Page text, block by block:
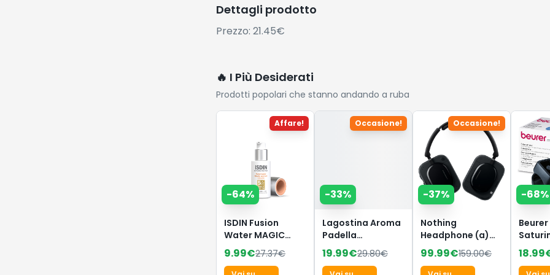
Dettagli prodotto
Prezzo: 21.45€
🔥 I Più Desiderati
Prodotti popolari che stanno andando a ruba
Affare!
-64%
ISDIN Fusion
Water MAGIC
Repair Color SPF
50 (50 ml) |
Crema Solare
9.99€27.37€
Occasione!
-33%
Lagostina Aroma
Padella
Antiaderente, in
Alluminio
Pressofuso Ø 20
19.99€29.80€
Occasione!
-37%
Nothing
Headphone (a)
Cuffie Wireless
Over Ear con
Cancellazione
99.99€159.00€
-68%
Beurer
dito
18.99